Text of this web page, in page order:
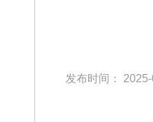
发布时间：